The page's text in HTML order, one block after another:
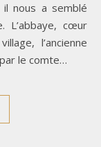
nous a semblé
L’abbaye, cœur
l’ancienne
le comte…